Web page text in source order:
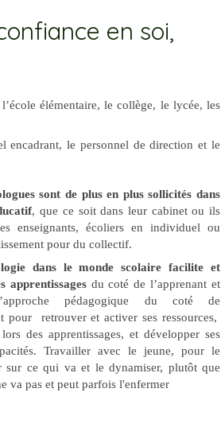
en soi,
élémentaire, le collège, le lycée, les
encadrant, le personnel de direction et le
sont de plus en plus sollicités dans
, que ce soit dans leur cabinet ou ils
enseignants, écoliers en individuel ou
pour du collectif.
dans le monde scolaire facilite et
apprentissagesdu coté de l’apprenant et
pédagogique du coté de
pour retrouver et activer ses ressources,
des apprentissages, et développer ses
Travailler avec le jeune, pour le
sur ce qui va et le dynamiser, plutôt que
va pas et peut parfois l'enfermer